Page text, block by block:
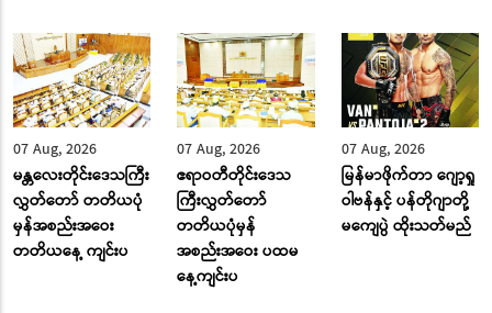
07 Aug, 2026
မန္တလေးတိုင်းဒေသကြီး
လွှတ်တော် တတိယပုံ
မှန်အစည်းအဝေး
တတိယနေ့ ကျင်းပ
07 Aug, 2026
ဧရာဝတီတိုင်းဒေသ
ကြီးလွှတ်တော်
တတိယပုံမှန်
အစည်းအဝေး ပထမ
နေ့ကျင်းပ
07 Aug, 2026
မြန်မာဖိုက်တာ ဂျော့ရှု
ဝါဗန်နှင့် ပန်တိုဂျာတို့
မကျေပွဲ ထိုးသတ်မည်